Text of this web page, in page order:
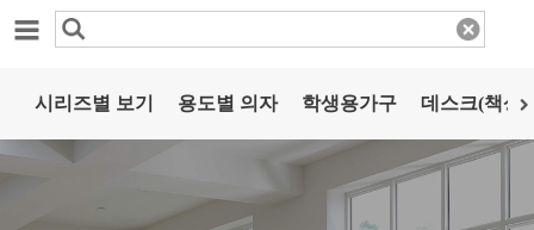
카테고리
시리즈별 보기 용도별 의자 학생용가구 데스크(책상)